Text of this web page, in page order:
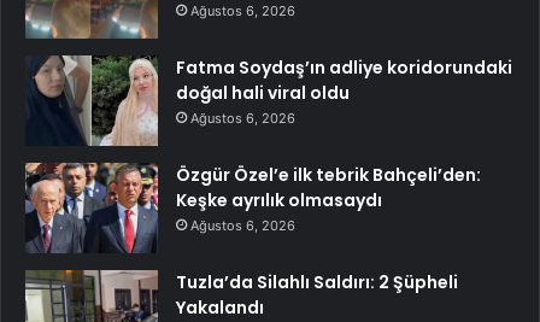
Ağustos 6, 2026
Fatma Soydaş’ın adliye koridorundaki
doğal hali viral oldu
Ağustos 6, 2026
Özgür Özel’e ilk tebrik Bahçeli’den:
Keşke ayrılık olmasaydı
Ağustos 6, 2026
Tuzla’da Silahlı Saldırı: 2 Şüpheli
Yakalandı